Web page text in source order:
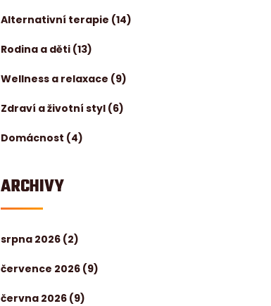
Alternativní terapie (14)
Rodina a děti (13)
Wellness a relaxace (9)
Zdraví a životní styl (6)
Domácnost (4)
ARCHIVY
srpna 2026 (2)
července 2026 (9)
června 2026 (9)